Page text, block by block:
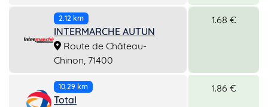
2.12 km
INTERMARCHE AUTUN
Route de Château-
Chinon, 71400
1.68 €
10.29 km
Total
1.86 €